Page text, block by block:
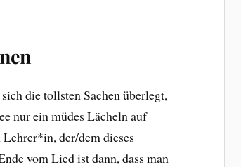
die tollsten Sachen überlegt,
nur ein müdes Lächeln auf
der/dem dieses
vom Lied ist dann, dass man